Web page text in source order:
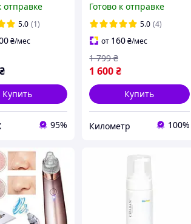
кожи
Золотой
отправке
5.0 (1)
₴/мес
₴
Купить
95%
С Активным
Комплексом Good Hair
Regenera, 100 Мл ||
AlexToys
Готово к отправке
5.0 (4)
от 160₴/мес
1 600₴
1 799 ₴
Купить
Километр 100%